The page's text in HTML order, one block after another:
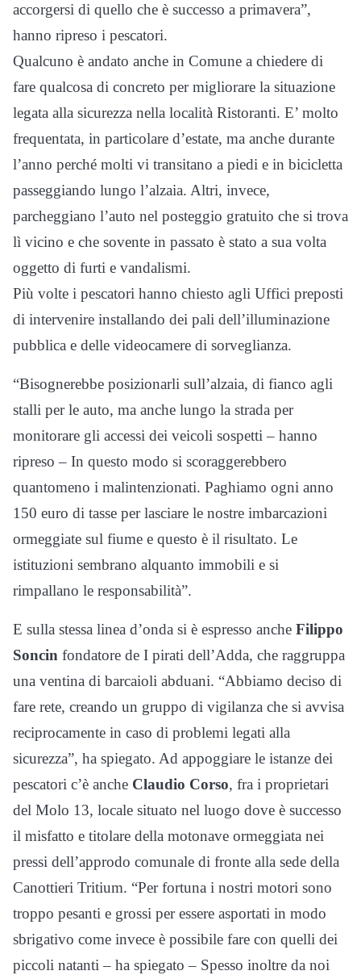
accorgersi di quello che è successo a primavera”,
hanno ripreso i pescatori.
Qualcuno è andato anche in Comune a chiedere di
fare qualcosa di concreto per migliorare la situazione
legata alla sicurezza nella località Ristoranti. E’ molto
frequentata, in particolare d’estate, ma anche durante
l’anno perché molti vi transitano a piedi e in bicicletta
passeggiando lungo l’alzaia. Altri, invece,
parcheggiano l’auto nel posteggio gratuito che si trova
lì vicino e che sovente in passato è stato a sua volta
oggetto di furti e vandalismi.
Più volte i pescatori hanno chiesto agli Uffici preposti
di intervenire installando dei pali dell’illuminazione
pubblica e delle videocamere di sorveglianza.
“Bisognerebbe posizionarli sull’alzaia, di fianco agli
stalli per le auto, ma anche lungo la strada per
monitorare gli accessi dei veicoli sospetti – hanno
ripreso – In questo modo si scoraggerebbero
quantomeno i malintenzionati. Paghiamo ogni anno
150 euro di tasse per lasciare le nostre imbarcazioni
ormeggiate sul fiume e questo è il risultato. Le
istituzioni sembrano alquanto immobili e si
rimpallano le responsabilità”.
E sulla stessa linea d’onda si è espresso anche Filippo
Soncin fondatore de I pirati dell’Adda, che raggruppa
una ventina di barcaioli abduani. “Abbiamo deciso di
fare rete, creando un gruppo di vigilanza che si avvisa
reciprocamente in caso di problemi legati alla
sicurezza”, ha spiegato. Ad appoggiare le istanze dei
pescatori c’è anche Claudio Corso, fra i proprietari
del Molo 13, locale situato nel luogo dove è successo
il misfatto e titolare della motonave ormeggiata nei
pressi dell’approdo comunale di fronte alla sede della
Canottieri Tritium. “Per fortuna i nostri motori sono
troppo pesanti e grossi per essere asportati in modo
sbrigativo come invece è possibile fare con quelli dei
piccoli natanti – ha spiegato – Spesso inoltre da noi